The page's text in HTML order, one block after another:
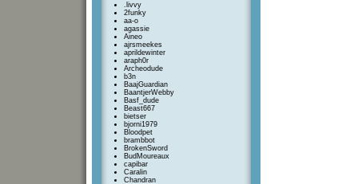
.livvy
2funky
aa-o
agassie
Aineo
ajrsmeekes
aprildewinter
araph0r
Archeodude
b3n
BaajGuardian
BaantjerWebby
Basf_dude
Beast667
bietser
bjorni1979
Bloodpet
brambbot
BrokenSword
BudMoureaux
capibar
Caralin
Chandran